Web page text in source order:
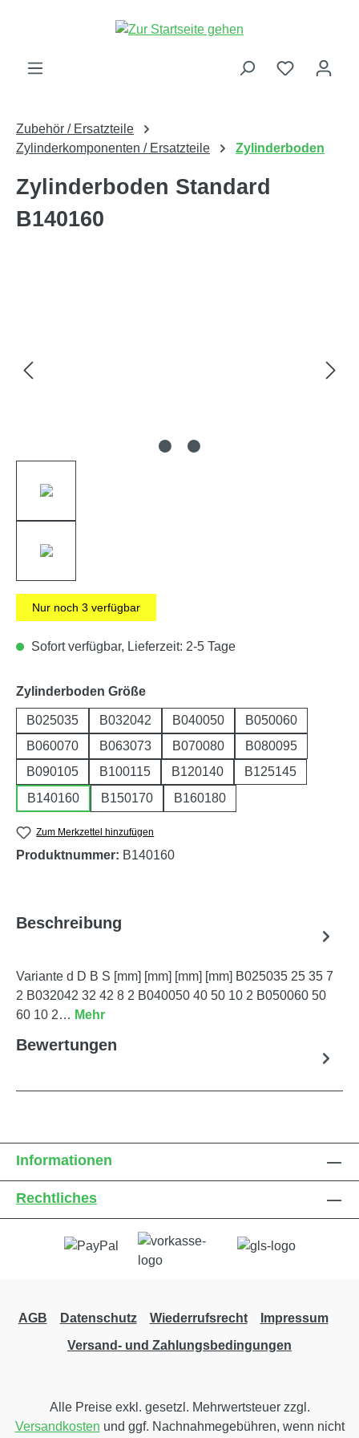
Zubehör / Ersatzteile
Zylinderkomponenten / Ersatzteile
Zylinderboden
Zylinderboden Standard
B140160
Nur noch 3 verfügbar
Sofort verfügbar, Lieferzeit: 2-5 Tage
Zylinderboden Größeauswählen
B025035 B032042 B040050
B050060
B060070
B063073 B070080
B080095
B090105
B100115 B120140
B125145
B140160
B150170 B160180
Zum Merkzettel hinzufügen
Produktnummer: B140160
Beschreibung
Variante d D B S [mm] [mm] [mm] [mm] B025035 25 35 7
2 B032042 32 42 8 2 B040050 40 50 10 2 B050060 50
60 10 2… Mehr
Bewertungen
Informationen
Rechtliches
AGB Datenschutz Wiederrufsrecht
Impressum
Versand- und Zahlungsbedingungen
Alle Preise exkl. gesetzl. Mehrwertsteuer zzgl.
Versandkosten und ggf. Nachnahmegebühren, wenn nicht